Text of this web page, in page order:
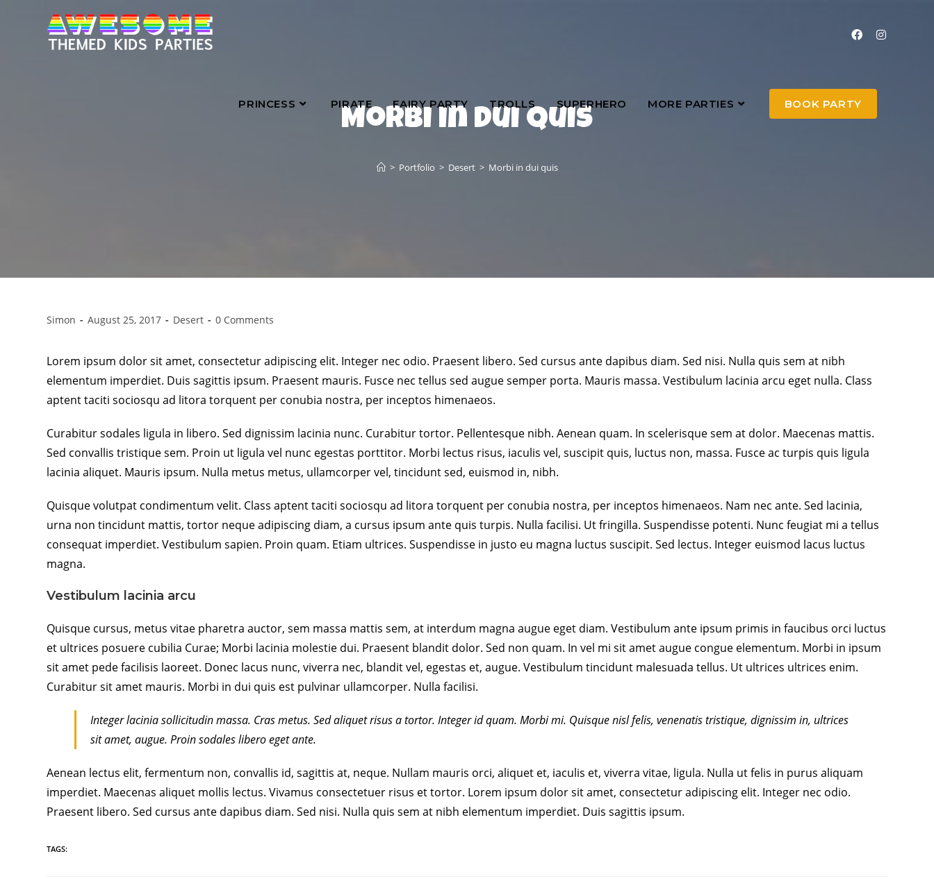
PRINCESS PIRATE FAIRY PARTY TROLLS SUPERHERO MORE PARTIES BOOK PARTY
Morbi in dui quis
> Portfolio > Desert > Morbi in dui quis
Simon August 25, 2017 Desert 0 Comments
Lorem ipsum dolor sit amet, consectetur adipiscing elit. Integer nec odio. Praesent libero. Sed cursus ante dapibus diam. Sed nisi. Nulla quis sem at nibh
elementum imperdiet. Duis sagittis ipsum. Praesent mauris. Fusce nec tellus sed augue semper porta. Mauris massa. Vestibulum lacinia arcu eget nulla. Class
aptent taciti sociosqu ad litora torquent per conubia nostra, per inceptos himenaeos.
Curabitur sodales ligula in libero. Sed dignissim lacinia nunc. Curabitur tortor. Pellentesque nibh. Aenean quam. In scelerisque sem at dolor. Maecenas mattis.
Sed convallis tristique sem. Proin ut ligula vel nunc egestas porttitor. Morbi lectus risus, iaculis vel, suscipit quis, luctus non, massa. Fusce ac turpis quis ligula
lacinia aliquet. Mauris ipsum. Nulla metus metus, ullamcorper vel, tincidunt sed, euismod in, nibh.
Quisque volutpat condimentum velit. Class aptent taciti sociosqu ad litora torquent per conubia nostra, per inceptos himenaeos. Nam nec ante. Sed lacinia,
urna non tincidunt mattis, tortor neque adipiscing diam, a cursus ipsum ante quis turpis. Nulla facilisi. Ut fringilla. Suspendisse potenti. Nunc feugiat mi a tellus
consequat imperdiet. Vestibulum sapien. Proin quam. Etiam ultrices. Suspendisse in justo eu magna luctus suscipit. Sed lectus. Integer euismod lacus luctus
magna.
Vestibulum lacinia arcu
Quisque cursus, metus vitae pharetra auctor, sem massa mattis sem, at interdum magna augue eget diam. Vestibulum ante ipsum primis in faucibus orci luctus
et ultrices posuere cubilia Curae; Morbi lacinia molestie dui. Praesent blandit dolor. Sed non quam. In vel mi sit amet augue congue elementum. Morbi in ipsum
sit amet pede facilisis laoreet. Donec lacus nunc, viverra nec, blandit vel, egestas et, augue. Vestibulum tincidunt malesuada tellus. Ut ultrices ultrices enim.
Curabitur sit amet mauris. Morbi in dui quis est pulvinar ullamcorper. Nulla facilisi.
Integer lacinia sollicitudin massa. Cras metus. Sed aliquet risus a tortor. Integer id quam. Morbi mi. Quisque nisl felis, venenatis tristique, dignissim in, ultrices
sit amet, augue. Proin sodales libero eget ante.
Aenean lectus elit, fermentum non, convallis id, sagittis at, neque. Nullam mauris orci, aliquet et, iaculis et, viverra vitae, ligula. Nulla ut felis in purus aliquam
imperdiet. Maecenas aliquet mollis lectus. Vivamus consectetuer risus et tortor. Lorem ipsum dolor sit amet, consectetur adipiscing elit. Integer nec odio.
Praesent libero. Sed cursus ante dapibus diam. Sed nisi. Nulla quis sem at nibh elementum imperdiet. Duis sagittis ipsum.
TAGS: